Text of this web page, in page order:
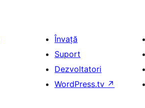
Învață
Suport
Dezvoltatori
WordPress.tv ↗